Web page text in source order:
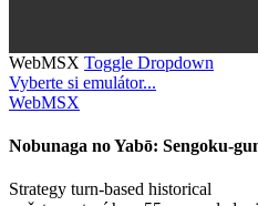
WebMSX Toggle Dropdown
Vyberte si emulátor...
WebMSX
Nobunaga no Yabō: Sengoku-
Strategy turn-based historical